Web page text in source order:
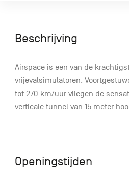
Beschrijving
Airspace is een van de
vrijevalsimulatoren.
tot 270 km/uur vliegen de
verticale tunnel van 15 meter
Openingstijden